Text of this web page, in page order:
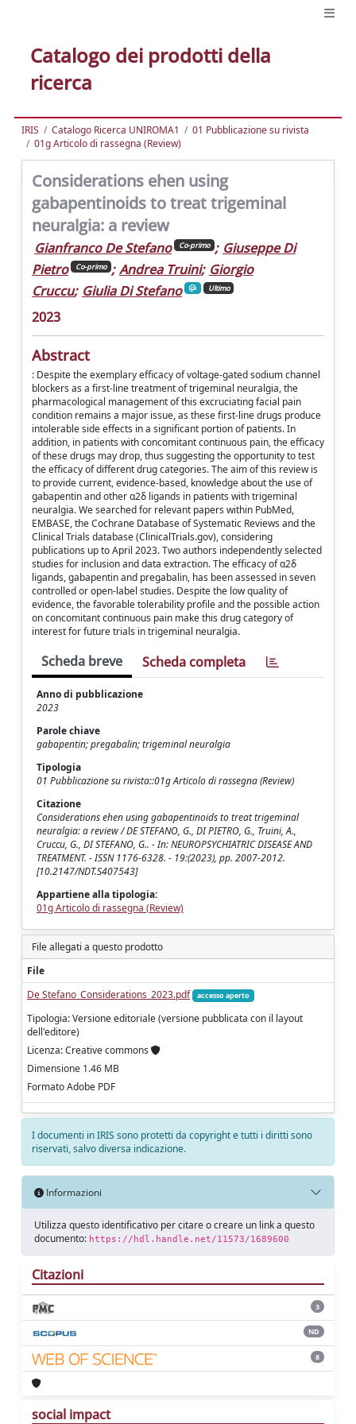
Catalogo dei prodotti della
ricerca
IRIS Catalogo Ricerca UNIROMA1
01 Pubblicazione su rivista
01g Articolo di rassegna (Review)
Considerations ehen using
gabapentinoids to treat trigeminal
neuralgia: a review
Gianfranco De Stefano Co-primo ; Giuseppe Di
Pietro
Co-primo ; Andrea Truini; Giorgio
Cruccu; Giulia Di Stefano Ultimo
2023
Abstract
: Despite the exemplary efficacy of voltage-gated sodium channel
blockers as a first-line treatment of trigeminal neuralgia, the
pharmacological management of this excruciating facial pain
condition remains a major issue, as these first-line drugs produce
intolerable side effects in a significant portion of patients. In
addition, in patients with concomitant continuous pain, the efficacy
of these drugs may drop, thus suggesting the opportunity to test
the efficacy of different drug categories. The aim of this review is
to provide current, evidence-based, knowledge about the use of
gabapentin and other α2δ ligands in patients with trigeminal
neuralgia. We searched for relevant papers within PubMed,
EMBASE, the Cochrane Database of Systematic Reviews and the
Clinical Trials database (ClinicalTrials.gov), considering
publications up to April 2023. Two authors independently selected
studies for inclusion and data extraction. The efficacy of α2δ
ligands, gabapentin and pregabalin, has been assessed in seven
controlled or open-label studies. Despite the low quality of
evidence, the favorable tolerability profile and the possible action
on concomitant continuous pain make this drug category of
interest for future trials in trigeminal neuralgia.
Scheda breve Scheda completa
Anno di pubblicazione
2023
Parole chiave
gabapentin; pregabalin; trigeminal neuralgia
Tipologia
01 Pubblicazione su rivista::01g Articolo di rassegna (Review)
Citazione
Considerations ehen using gabapentinoids to treat trigeminal
neuralgia: a review / DE STEFANO, G., DI PIETRO, G., Truini, A.,
Cruccu, G., DI STEFANO, G.. - In: NEUROPSYCHIATRIC DISEASE AND
TREATMENT. - ISSN 1176-6328. - 19:(2023), pp. 2007-2012.
[10.2147/NDT.S407543]
Appartiene alla tipologia:
01g Articolo di rassegna (Review)
File allegati a questo prodotto
File
De Stefano_Considerations_2023.pdf
accesso aperto
Tipologia: Versione editoriale (versione pubblicata con il layout
dell'editore)
Licenza: Creative commons
Dimensione 1.46 MB
Formato Adobe PDF
I documenti in IRIS sono protetti da copyright e tutti i diritti sono
riservati, salvo diversa indicazione.
Informazioni
Utilizza questo identificativo per citare o creare un link a questo
documento: https://hdl.handle.net/11573/1689600
Citazioni
3
ND
8
social impact